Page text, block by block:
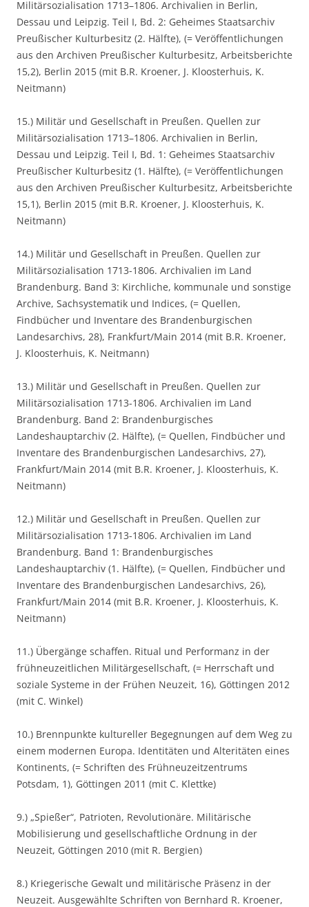
Militärsozialisation 1713–1806. Archivalien in Berlin,
Dessau und Leipzig. Teil I, Bd. 2: Geheimes Staatsarchiv
Preußischer Kulturbesitz (2. Hälfte), (= Veröffentlichungen
aus den Archiven Preußischer Kulturbesitz, Arbeitsberichte
15,2), Berlin 2015 (mit B.R. Kroener, J. Kloosterhuis, K.
Neitmann)
15.) Militär und Gesellschaft in Preußen. Quellen zur
Militärsozialisation 1713–1806. Archivalien in Berlin,
Dessau und Leipzig. Teil I, Bd. 1: Geheimes Staatsarchiv
Preußischer Kulturbesitz (1. Hälfte), (= Veröffentlichungen
aus den Archiven Preußischer Kulturbesitz, Arbeitsberichte
15,1), Berlin 2015 (mit B.R. Kroener, J. Kloosterhuis, K.
Neitmann)
14.) Militär und Gesellschaft in Preußen. Quellen zur
Militärsozialisation 1713-1806. Archivalien im Land
Brandenburg. Band 3: Kirchliche, kommunale und sonstige
Archive, Sachsystematik und Indices, (= Quellen,
Findbücher und Inventare des Brandenburgischen
Landesarchivs, 28), Frankfurt/Main 2014 (mit B.R. Kroener,
J. Kloosterhuis, K. Neitmann)
13.) Militär und Gesellschaft in Preußen. Quellen zur
Militärsozialisation 1713-1806. Archivalien im Land
Brandenburg. Band 2: Brandenburgisches
Landeshauptarchiv (2. Hälfte), (= Quellen, Findbücher und
Inventare des Brandenburgischen Landesarchivs, 27),
Frankfurt/Main 2014 (mit B.R. Kroener, J. Kloosterhuis, K.
Neitmann)
12.) Militär und Gesellschaft in Preußen. Quellen zur
Militärsozialisation 1713-1806. Archivalien im Land
Brandenburg. Band 1: Brandenburgisches
Landeshauptarchiv (1. Hälfte), (= Quellen, Findbücher und
Inventare des Brandenburgischen Landesarchivs, 26),
Frankfurt/Main 2014 (mit B.R. Kroener, J. Kloosterhuis, K.
Neitmann)
11.) Übergänge schaffen. Ritual und Performanz in der
frühneuzeitlichen Militärgesellschaft, (= Herrschaft und
soziale Systeme in der Frühen Neuzeit, 16), Göttingen 2012
(mit C. Winkel)
10.) Brennpunkte kultureller Begegnungen auf dem Weg zu
einem modernen Europa. Identitäten und Alteritäten eines
Kontinents, (= Schriften des Frühneuzeitzentrums
Potsdam, 1), Göttingen 2011 (mit C. Klettke)
9.) „Spießer“, Patrioten, Revolutionäre. Militärische
Mobilisierung und gesellschaftliche Ordnung in der
Neuzeit, Göttingen 2010 (mit R. Bergien)
8.) Kriegerische Gewalt und militärische Präsenz in der
Neuzeit. Ausgewählte Schriften von Bernhard R. Kroener,